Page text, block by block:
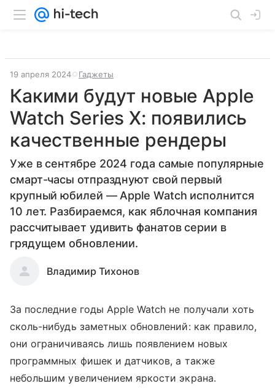
19 апреля 2024 Гаджеты
Какими будут новые Apple
Watch Series X: появились
качественные рендеры
Уже в сентябре 2024 года самые популярные
смарт-часы отпразднуют свой первый
крупный юбилей — Apple Watch исполнится
10 лет. Разбираемся, как яблочная компания
рассчитывает удивить фанатов серии в
грядущем обновлении.
Владимир Тихонов
За последние годы Apple Watch не получали хоть
сколь-нибудь заметных обновлений: как правило,
они ограничиваясь лишь появлением новых
программных фишек и датчиков, а также
небольшим увеличением яркости экрана.